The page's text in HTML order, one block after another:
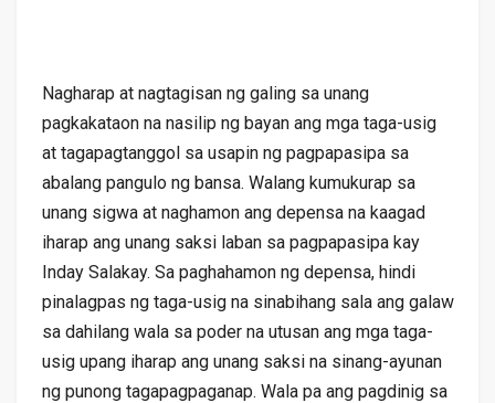
Nagharap at nagtagisan ng galing sa unang
pagkakataon na nasilip ng bayan ang mga taga-usig
at tagapagtanggol sa usapin ng pagpapasipa sa
abalang pangulo ng bansa. Walang kumukurap sa
unang sigwa at naghamon ang depensa na kaagad
iharap ang unang saksi laban sa pagpapasipa kay
Inday Salakay. Sa paghahamon ng depensa, hindi
pinalagpas ng taga-usig na sinabihang sala ang galaw
sa dahilang wala sa poder na utusan ang mga taga-
usig upang iharap ang unang saksi na sinang-ayunan
ng punong tagapagpaganap. Wala pa ang pagdinig sa